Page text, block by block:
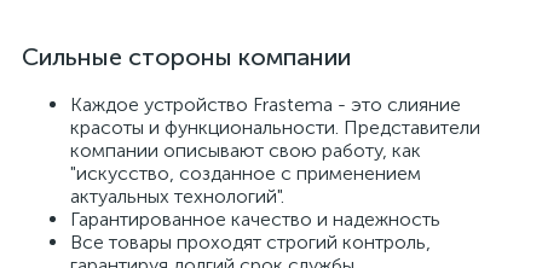
Сильные стороны компании
Каждое устройство Frastema - это слияние
красоты и функциональности. Представители
компании описывают свою работу, как
"искусство, созданное с применением
актуальных технологий".
Гарантированное качество и надежность
Все товары проходят строгий контроль,